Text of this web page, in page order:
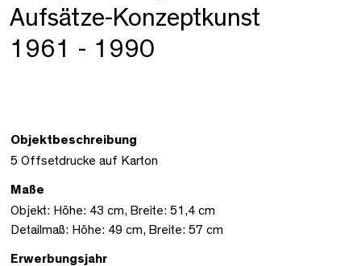
Aufsätze-Konzeptkunst
1961 - 1990
Objektbeschreibung
5 Offsetdrucke auf Karton
Maße
Objekt: Höhe: 43 cm, Breite: 51,4 cm
Detailmaß: Höhe: 49 cm, Breite: 57 cm
Erwerbungsjahr